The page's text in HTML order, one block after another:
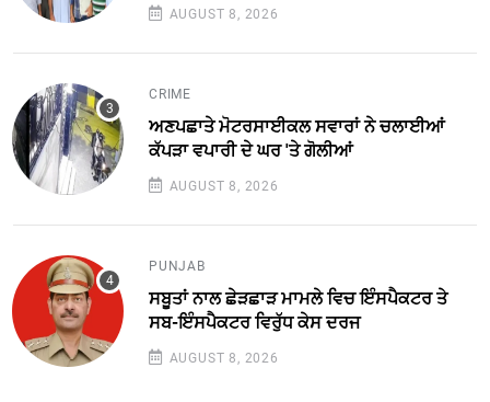
AUGUST 8, 2026
CRIME
ਅਣਪਛਾਤੇ ਮੋਟਰਸਾਈਕਲ ਸਵਾਰਾਂ ਨੇ ਚਲਾਈਆਂ
ਕੱਪੜਾ ਵਪਾਰੀ ਦੇ ਘਰ 'ਤੇ ਗੋਲੀਆਂ
AUGUST 8, 2026
PUNJAB
ਸਬੂਤਾਂ ਨਾਲ ਛੇੜਛਾੜ ਮਾਮਲੇ ਵਿਚ ਇੰਸਪੈਕਟਰ ਤੇ
ਸਬ-ਇੰਸਪੈਕਟਰ ਵਿਰੁੱਧ ਕੇਸ ਦਰਜ
AUGUST 8, 2026